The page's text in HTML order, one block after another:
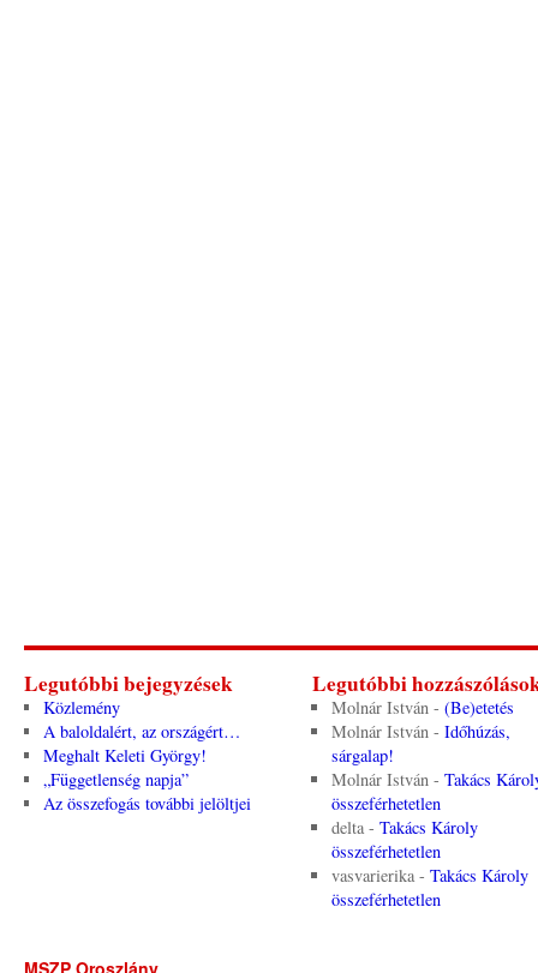
Legutóbbi bejegyzések
Közlemény
A baloldalért, az országért…
Meghalt Keleti György!
„Függetlenség napja”
Az összefogás további jelöltjei
Legutóbbi
Molnár István- (Be)etetés
Molnár István- Időhúzás,
sárgalap!
Molnár István- Takács
összeférhetetlen
delta- Takács Károly
összeférhetetlen
vasvarierika- Takács Károly
összeférhetetlen
MSZP Oroszlány